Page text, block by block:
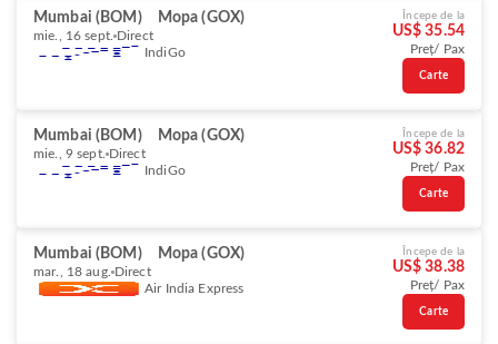
Mumbai (BOM) Mopa (GOX)
mie., 16 sept. Direct
IndiGo
Începe de la
US$ 35.54
Preț/ Pax
Carte
Mumbai (BOM) Mopa (GOX)
mie., 9 sept. Direct
IndiGo
Începe de la
US$ 36.82
Preț/ Pax
Carte
Mumbai (BOM) Mopa (GOX)
mar., 18 aug. Direct
Air India Express
Începe de la
US$ 38.38
Preț/ Pax
Carte